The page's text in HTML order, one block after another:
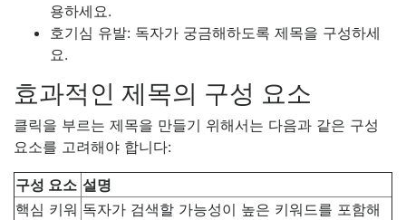
용하세요.
호기심 유발: 독자가 궁금해하도록 제목을 구성하세
요.
효과적인 제목의 구성 요소
클릭을 부르는 제목을 만들기 위해서는 다음과 같은 구성
요소를 고려해야 합니다:
구성 요소 설명
핵심 키워 독자가 검색할 가능성이 높은 키워드를 포함해